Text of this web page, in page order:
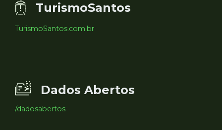
TurismoSantos
TurismoSantos.com.br
Dados Abertos
/dadosabertos